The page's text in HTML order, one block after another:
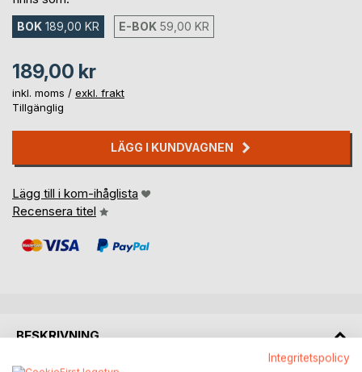
BOK 189,00 KR E-BOK 59,00 KR
189,00 kr
inkl. moms / exkl. frakt
Tillgänglig
LÄGG I KUNDVAGNEN
Lägg till i kom-ihåglista
Recensera titel
BESKRIVNING
Integritetspolicy